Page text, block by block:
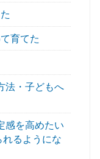
育てた
法・子どもへ
感を高めたい
るようにな